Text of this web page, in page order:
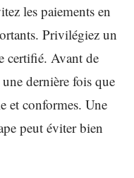
les paiements en
Privilégiez un
certifié. Avant de
dernière fois que
et conformes. Une
peut éviter bien